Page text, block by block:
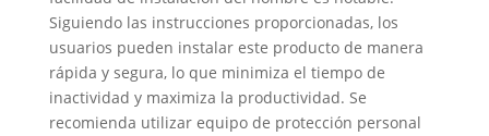
Siguiendo las instrucciones proporcionadas, los
usuarios pueden instalar este producto de manera
rápida y segura, lo que minimiza el tiempo de
inactividad y maximiza la productividad. Se
recomienda utilizar equipo de protección personal